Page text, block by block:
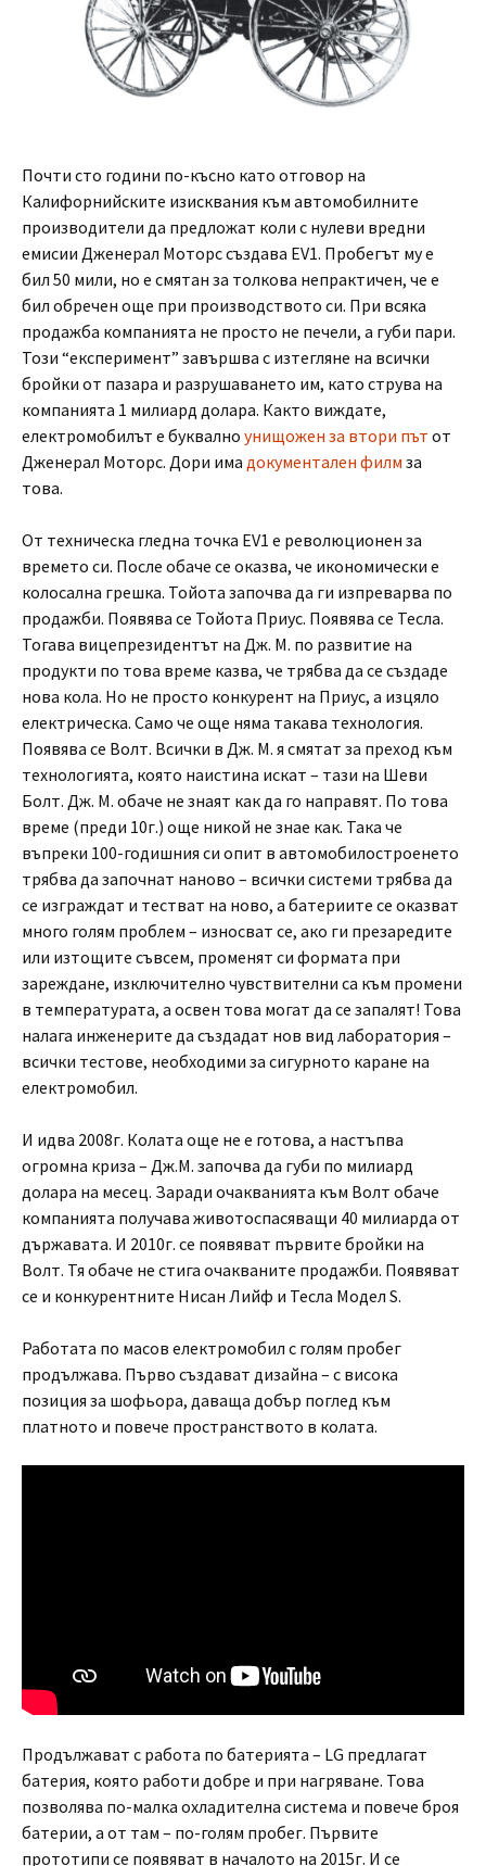
Почти сто години по-късно като отговор на
Калифорнийските изисквания към автомобилните
производители да предложат коли с нулеви вредни
емисии Дженерал Моторс създава EV1. Пробегът му е
бил 50 мили, но е смятан за толкова непрактичен, че е
бил обречен още при производството си. При всяка
продажба компанията не просто не печели, а губи пари.
Този “експеримент” завършва с изтегляне на всички
бройки от пазара и разрушаването им, като струва на
компанията 1 милиард долара. Както виждате,
електромобилът е буквално унищожен за втори път от
Дженерал Моторс. Дори има документален филм за
това.
От техническа гледна точка EV1 е революционен за
времето си. После обаче се оказва, че икономически е
колосална грешка. Тойота започва да ги изпреварва по
продажби. Появява се Тойота Приус. Появява се Тесла.
Тогава вицепрезидентът на Дж. М. по развитие на
продукти по това време казва, че трябва да се създаде
нова кола. Но не просто конкурент на Приус, а изцяло
електрическа. Само че още няма такава технология.
Появява се Волт. Всички в Дж. М. я смятат за преход към
технологията, която наистина искат – тази на Шеви
Болт. Дж. М. обаче не знаят как да го направят. По това
време (преди 10г.) още никой не знае как. Така че
въпреки 100-годишния си опит в автомобилостроенето
трябва да започнат наново – всички системи трябва да
се изграждат и тестват на ново, а батериите се оказват
много голям проблем – износват се, ако ги презаредите
или изтощите съвсем, променят си формата при
зареждане, изключително чувствителни са към промени
в температурата, а освен това могат да се запалят! Това
налага инженерите да създадат нов вид лаборатория –
всички тестове, необходими за сигурното каране на
електромобил.
И идва 2008г. Колата още не е готова, а настъпва
огромна криза – Дж.М. започва да губи по милиард
долара на месец. Заради очакванията към Волт обаче
компанията получава животоспасяващи 40 милиарда от
държавата. И 2010г. се появяват първите бройки на
Волт. Тя обаче не стига очакваните продажби. Появяват
се и конкурентните Нисан Лийф и Тесла Модел S.
Работата по масов електромобил с голям пробег
продължава. Първо създават дизайна – с висока
позиция за шофьора, даваща добър поглед към
платното и повече пространството в колата.
Продължават с работа по батерията – LG предлагат
батерия, която работи добре и при нагряване. Това
позволява по-малка охладителна система и повече броя
батерии, а от там – по-голям пробег. Първите
прототипи се появяват в началото на 2015г. И се